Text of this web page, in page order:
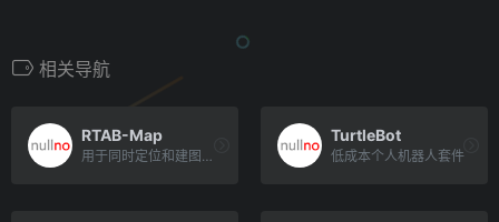
相关导航
RTAB-Map
用于同时定位和建图（SLAM）的库
TurtleBot
低成本个人机器人套件